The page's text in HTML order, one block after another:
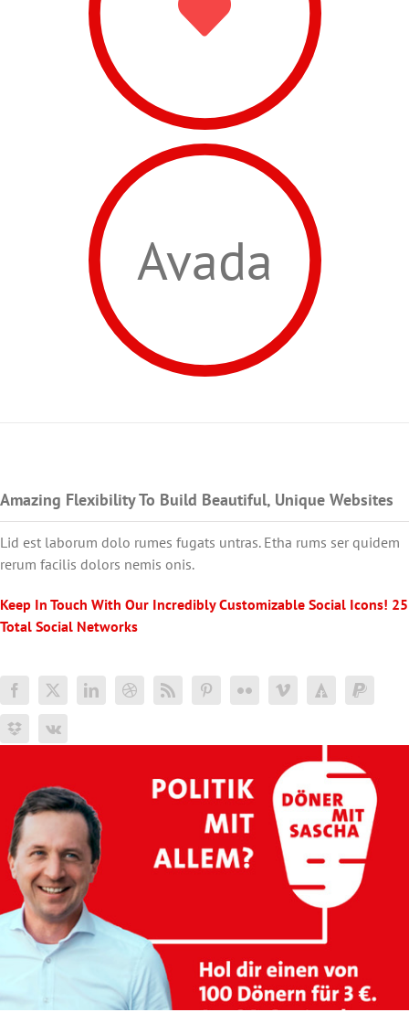
Avada
Amazing Flexibility To Build Beautiful, Unique Websites
Lid est laborum dolo rumes fugats untras. Etha rums ser quidem
rerum facilis dolors nemis onis.
Keep In Touch With Our Incredibly Customizable Social Icons! 25
Total Social Networks